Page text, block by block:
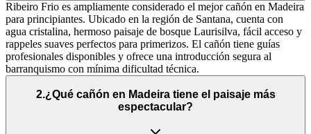
Ribeiro Frio es ampliamente considerado el mejor cañón en Madeira
para principiantes. Ubicado en la región de Santana, cuenta con
agua cristalina, hermoso paisaje de bosque Laurisilva, fácil acceso y
rappeles suaves perfectos para primerizos. El cañón tiene guías
profesionales disponibles y ofrece una introducción segura al
barranquismo con mínima dificultad técnica.
2.¿Qué cañón en Madeira tiene el paisaje más
espectacular?